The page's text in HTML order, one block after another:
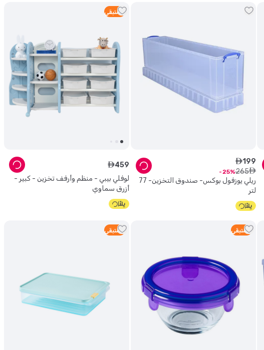
ريلي يوزفول بوكس- صندوق التخزين- 77
لتر
ê199
ê
265
25
2 متبقي
لوفلي بيبي - منظم وأرفف تخزين - كبير -
أزرق سماوي
ê459
2 متبقي 2 متبقي